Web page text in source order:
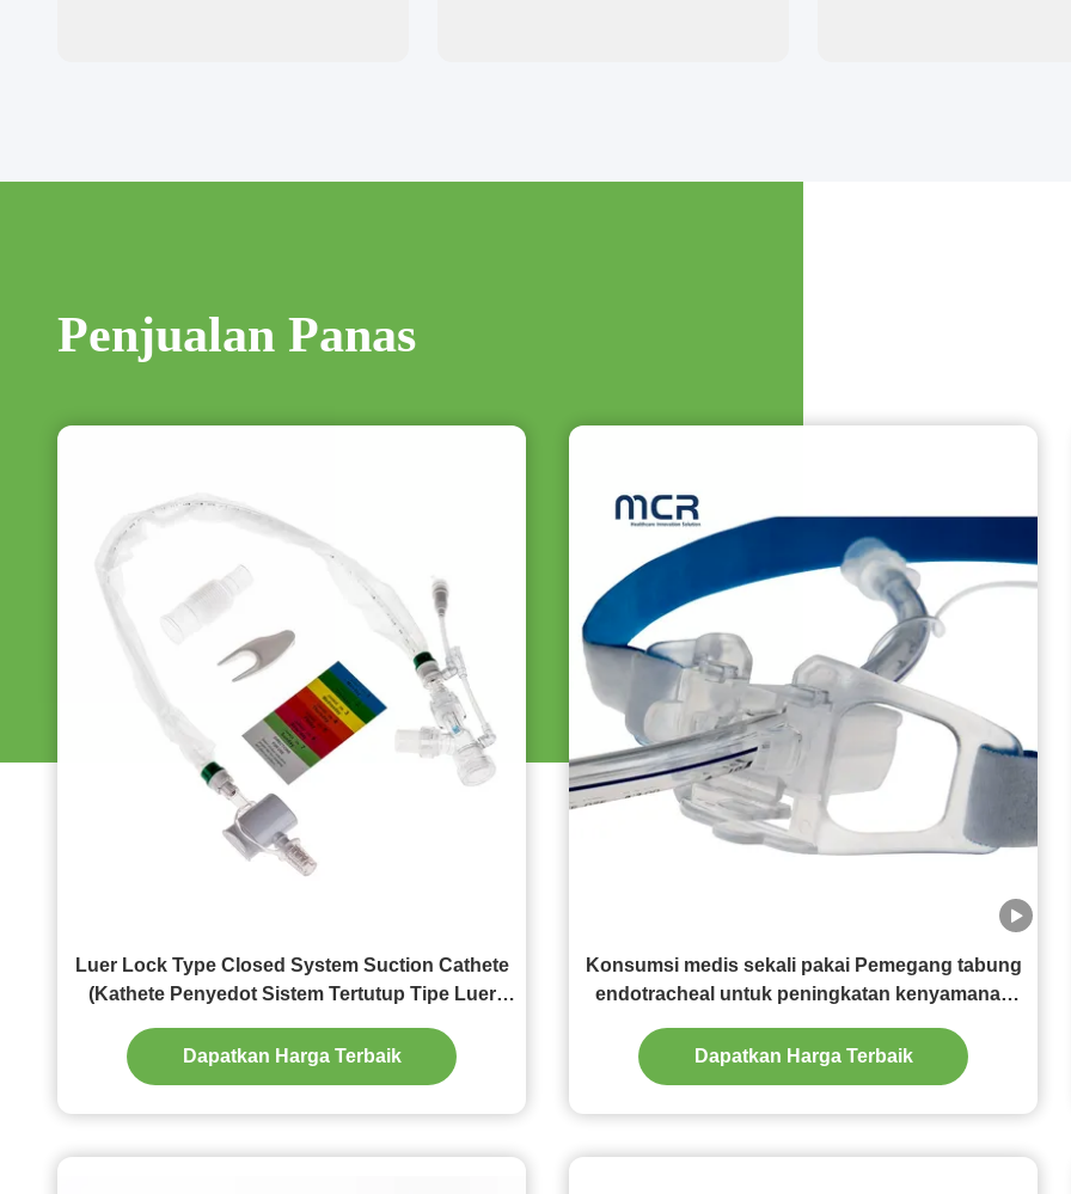
Penjualan Panas
Luer Lock Type Closed System Suction Cathete
(Kathete Penyedot Sistem Tertutup Tipe Luer
Dapatkan Harga Terbaik
Konsumsi medis sekali pakai Pemegang tabung
endotracheal untuk peningkatan kenyamanan
Dapatkan Harga Terbaik